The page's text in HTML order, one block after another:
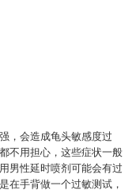
，会造成龟头敏感度过
不用担心，这些症状一般
男性延时喷剂可能会有过
在手背做一个过敏测试，